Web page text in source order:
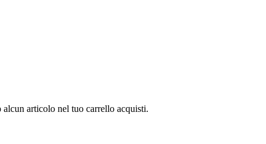
articolo nel tuo carrello acquisti.